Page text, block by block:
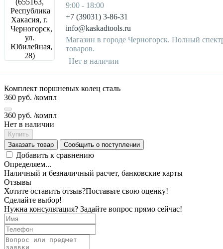
9:00 - 18:00
+7 (39031) 3-86-31
info@kaskadtools.ru
Магазин в городе Черногорск. Полный
товаров.
Нет в наличии
Комплект поршневых колец сталь
360 руб. /компл
360 руб. /компл
Нет в наличии
Купить
Заказать товар
Сообщить о поступлении
Добавить к сравнению
Определяем...
Наличный и безналичный расчет, банковские карты
Отзывы
Хотите оставить отзыв?Поставьте свою оценку!
Сделайте выбор!
Нужна консультация? Задайте вопрос прямо сейчас!